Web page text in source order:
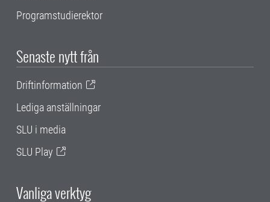
Programstudierektor
Senaste nytt från
Driftinformation
Lediga anställningar
SLU i media
SLU Play
Vanliga verktyg